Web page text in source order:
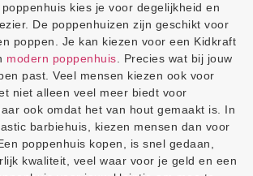
kies je voor degelijkheid en
De poppenhuizen zijn geschikt voor
poppen. Je kan kiezen voor een Kidkraft
modern poppenhuis . Precies wat bij jouw
past. Veel mensen kiezen ook voor
niet alleen veel meer biedt voor
ook omdat het van hout gemaakt is. In
barbiehuis, kiezen mensen dan voor
poppenhuis kopen, is snel gedaan,
kwaliteit, veel waar voor je geld en een